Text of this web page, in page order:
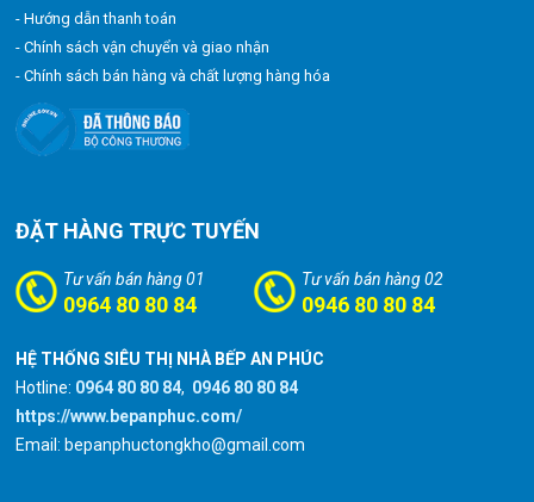
- Hướng dẫn thanh toán
- Chính sách vận chuyển và giao nhận
- Chính sách bán hàng và chất lượng hàng hóa
ĐẶT HÀNG TRỰC TUYẾN
Tư vấn bán hàng 01
0964 80 80 84
Tư vấn bán hàng 02
0946 80 80 84
HỆ THỐNG SIÊU THỊ NHÀ BẾP AN PHÚC
Hotline: 0964 80 80 84, 0946 80 80 84
https://www.bepanphuc.com/
Email: bepanphuctongkho@gmail.com